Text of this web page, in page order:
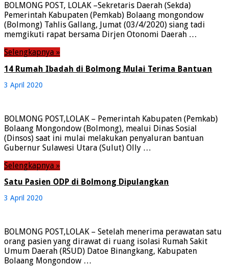
BOLMONG POST, LOLAK –Sekretaris Daerah (Sekda)
Pemerintah Kabupaten (Pemkab) Bolaang mongondow
(Bolmong) Tahlis Gallang, Jumat (03/4/2020) siang tadi
memgikuti rapat bersama Dirjen Otonomi Daerah …
Selengkapnya »
14 Rumah Ibadah di Bolmong Mulai Terima Bantuan
3 April 2020
BOLMONG POST,LOLAK – Pemerintah Kabupaten (Pemkab)
Bolaang Mongondow (Bolmong), mealui Dinas Sosial
(Dinsos) saat ini mulai melakukan penyaluran bantuan
Gubernur Sulawesi Utara (Sulut) Olly …
Selengkapnya »
Satu Pasien ODP di Bolmong Dipulangkan
3 April 2020
BOLMONG POST,LOLAK – Setelah menerima perawatan satu
orang pasien yang dirawat di ruang isolasi Rumah Sakit
Umum Daerah (RSUD) Datoe Binangkang, Kabupaten
Bolaang Mongondow …